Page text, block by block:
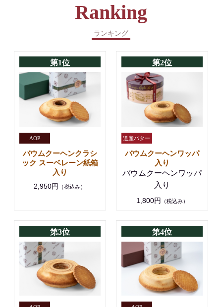
Ranking
ランキング
第1位
バウムクーヘンクラシ
ック スーベレーン紙箱
入り
2,950円 （税込み）
第2位
バウムクーヘンワッパ
入り
バウムクーヘンワッパ
入り
1,800円 （税込み）
第3位 第4位